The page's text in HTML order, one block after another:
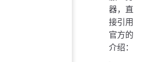
器，直
接引用
官方的
介绍：